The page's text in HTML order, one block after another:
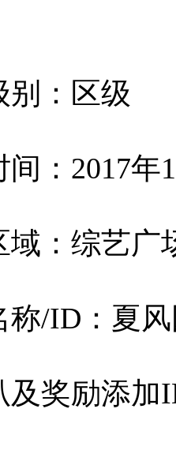
别：区级
：2017年
域：综艺广
称/ID：夏
及奖励添加